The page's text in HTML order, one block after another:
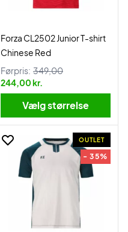
Forza CL2502 Junior T-shirt
Chinese Red
Førpris: 349,00
244,00 kr.
Vælg størrelse
OUTLET
- 35%